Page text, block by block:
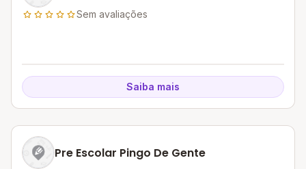
Sem avaliações
Saiba mais
Pre Escolar Pingo De Gente